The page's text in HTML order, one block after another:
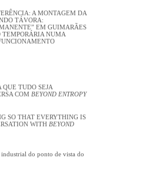
A MONTAGEM DA
TÁVORA:
EM GUIMARÃES
TEMPORÁRIA NUMA
QUE TUDO SEJA
COM BEYOND ENTROPY
SO THAT EVERYTHING IS
WITH BEYOND
do ponto de vista do